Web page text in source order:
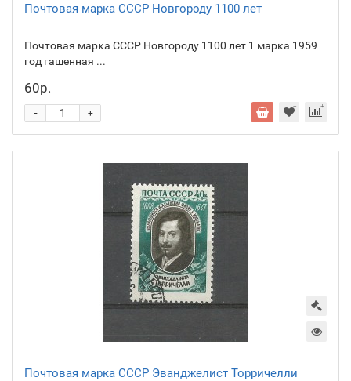
Почтовая марка СССР Новгороду 1100 лет
Почтовая марка СССР Новгороду 1100 лет 1 марка 1959
год гашенная ...
60р.
+
-
Почтовая марка СССР Эванджелист Торричелли